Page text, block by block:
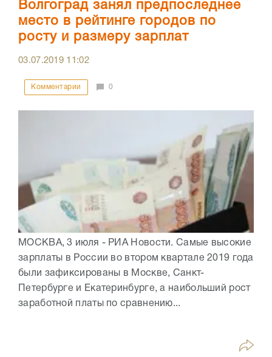
Волгоград занял предпоследнее
место в рейтинге городов по
росту и размеру зарплат
03.07.2019 11:02
Комментарии 0
МОСКВА, 3 июля - РИА Новости. Самые высокие
зарплаты в России во втором квартале 2019 года
были зафиксированы в Москве, Санкт-
Петербурге и Екатеринбурге, а наибольший рост
заработной платы по сравнению...